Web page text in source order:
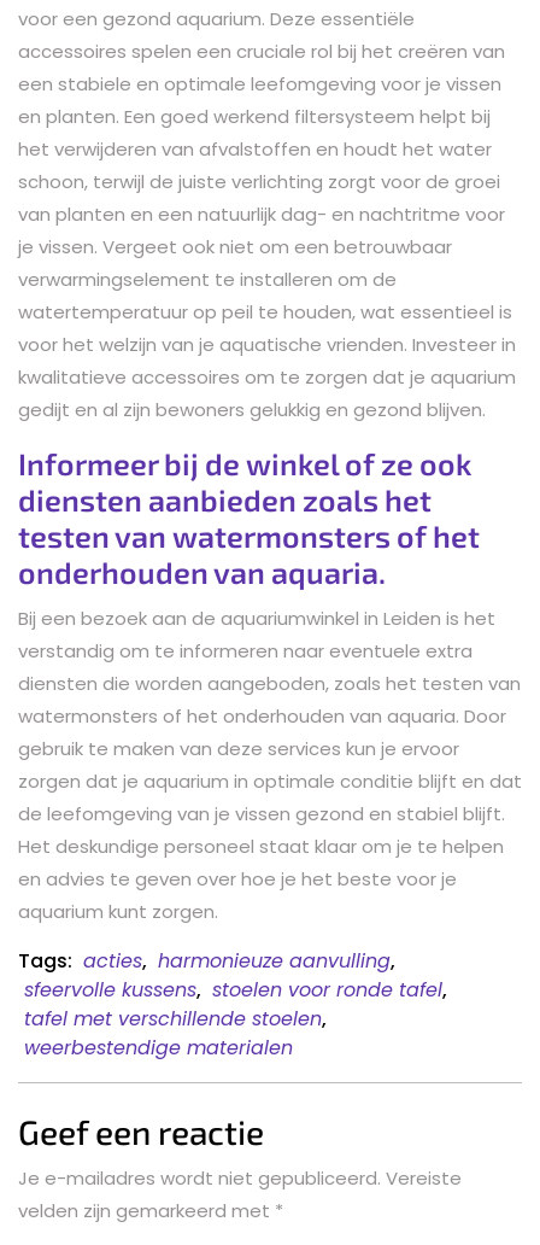
voor een gezond aquarium. Deze essentiële
accessoires spelen een cruciale rol bij het creëren van
een stabiele en optimale leefomgeving voor je vissen
en planten. Een goed werkend filtersysteem helpt bij
het verwijderen van afvalstoffen en houdt het water
schoon, terwijl de juiste verlichting zorgt voor de groei
van planten en een natuurlijk dag- en nachtritme voor
je vissen. Vergeet ook niet om een betrouwbaar
verwarmingselement te installeren om de
watertemperatuur op peil te houden, wat essentieel is
voor het welzijn van je aquatische vrienden. Investeer in
kwalitatieve accessoires om te zorgen dat je aquarium
gedijt en al zijn bewoners gelukkig en gezond blijven.
Informeer bij de winkel of ze ook
diensten aanbieden zoals het
testen van watermonsters of het
onderhouden van aquaria.
Bij een bezoek aan de aquariumwinkel in Leiden is het
verstandig om te informeren naar eventuele extra
diensten die worden aangeboden, zoals het testen van
watermonsters of het onderhouden van aquaria. Door
gebruik te maken van deze services kun je ervoor
zorgen dat je aquarium in optimale conditie blijft en dat
de leefomgeving van je vissen gezond en stabiel blijft.
Het deskundige personeel staat klaar om je te helpen
en advies te geven over hoe je het beste voor je
aquarium kunt zorgen.
Tags: acties, harmonieuze aanvulling,
sfeervolle kussens, stoelen voor ronde tafel,
tafel met verschillende stoelen,
weerbestendige materialen
Geef een reactie
Je e-mailadres wordt niet gepubliceerd. Vereiste
velden zijn gemarkeerd met *